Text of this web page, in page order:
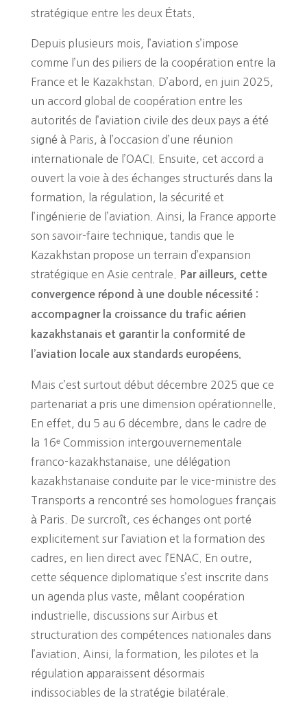
stratégique entre les deux États.
Depuis plusieurs mois, l’aviation s’impose
comme l’un des piliers de la coopération entre la
France et le Kazakhstan. D’abord, en juin 2025,
un accord global de coopération entre les
autorités de l’aviation civile des deux pays a été
signé à Paris, à l’occasion d’une réunion
internationale de l’OACI. Ensuite, cet accord a
ouvert la voie à des échanges structurés dans la
formation, la régulation, la sécurité et
l’ingénierie de l’aviation. Ainsi, la France apporte
son savoir-faire technique, tandis que le
Kazakhstan propose un terrain d’expansion
stratégique en Asie centrale.
Par ailleurs, cette
convergence répond à une double nécessité :
accompagner la croissance du trafic aérien
kazakhstanais et garantir la conformité de
l’aviation locale aux standards européens.
Mais c’est surtout début décembre 2025 que ce
partenariat a pris une dimension opérationnelle.
En effet, du 5 au 6 décembre, dans le cadre de
la 16ᵉ Commission intergouvernementale
franco-kazakhstanaise, une délégation
kazakhstanaise conduite par le vice-ministre des
Transports a rencontré ses homologues français
à Paris. De surcroît, ces échanges ont porté
explicitement sur l’aviation et la formation des
cadres, en lien direct avec l’ENAC. En outre,
cette séquence diplomatique s’est inscrite dans
un agenda plus vaste, mêlant coopération
industrielle, discussions sur Airbus et
structuration des compétences nationales dans
l’aviation. Ainsi, la formation, les pilotes et la
régulation apparaissent désormais
indissociables de la stratégie bilatérale.